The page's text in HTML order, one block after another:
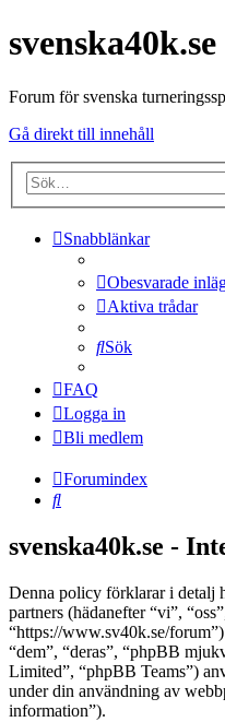
svenska40k.se
Forum för svenska
Gå direkt till innehåll
Snabblänkar
Obesvarade
Aktiva trådar
Sök
FAQ
Logga in
Bli medlem
Forumindex
Sök
svenska40k.se -
Denna policy förklarar i detalj
partners (hädanefter “vi”,
“https://www.sv40k.se/
“dem”, “deras”, “phpBB
Limited”, “phpBB Teams”)
under din användning av
information”).